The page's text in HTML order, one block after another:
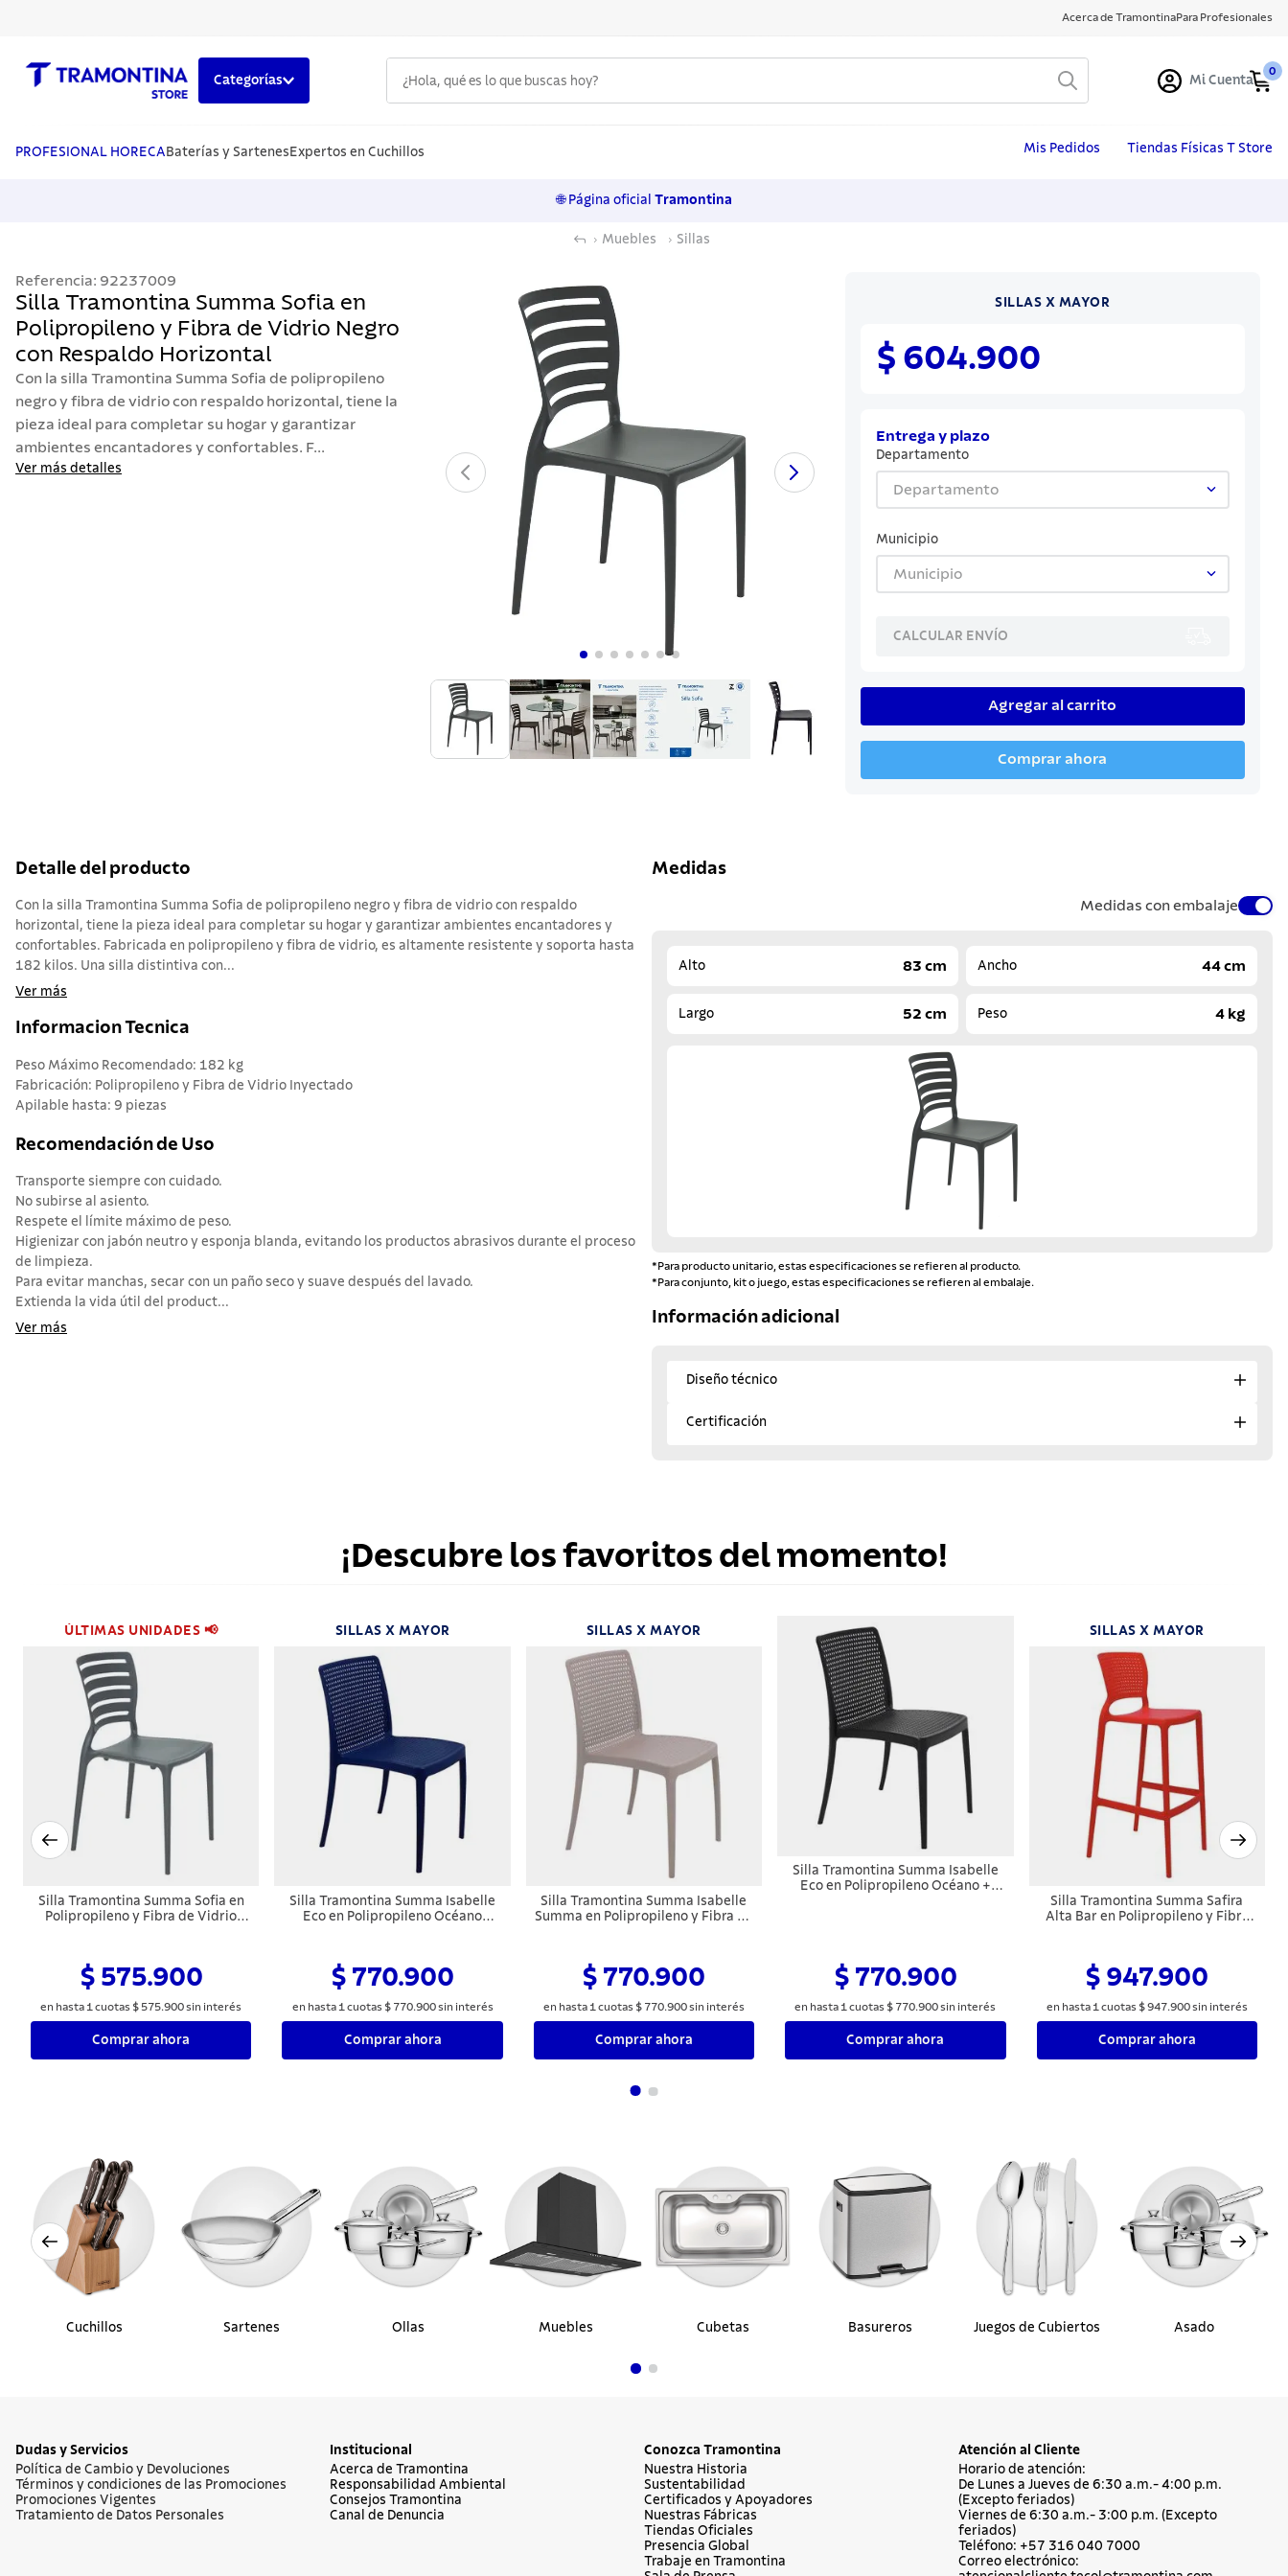
Acerca de TramontinaPara Profesionales
Categorías Mi Cuenta
0
PROFESIONAL HORECA Baterías y Sartenes Expertos en Cuchillos Mis Pedidos Tiendas Físicas T Store
🌐 Página oficial Tramontina
Muebles Sillas
Referencia: 92237009
Silla Tramontina Summa Sofia en
Polipropileno y Fibra de Vidrio Negro
con Respaldo Horizontal
Con la silla Tramontina Summa Sofia de polipropileno
negro y fibra de vidrio con respaldo horizontal, tiene la
pieza ideal para completar su hogar y garantizar
ambientes encantadores y confortables. F...
Ver más detalles
SILLAS X MAYOR
$ 604.900
Entrega y plazo
Departamento
Departamento
Municipio
Municipio
CALCULAR ENVÍO
Agregar al carrito
Comprar ahora
Detalle del producto
Con la silla Tramontina Summa Sofia de polipropileno negro y fibra de vidrio con respaldo
horizontal, tiene la pieza ideal para completar su hogar y garantizar ambientes encantadores y
confortables. Fabricada en polipropileno y fibra de vidrio, es altamente resistente y soporta hasta
182 kilos. Una silla distintiva con...
Ver más
Informacion Tecnica
Peso Máximo Recomendado: 182 kg
Fabricación: Polipropileno y Fibra de Vidrio Inyectado
Apilable hasta: 9 piezas
Recomendación de Uso
Transporte siempre con cuidado.
No subirse al asiento.
Respete el límite máximo de peso.
Higienizar con jabón neutro y esponja blanda, evitando los productos abrasivos durante el proceso
de limpieza.
Para evitar manchas, secar con un paño seco y suave después del lavado.
Extienda la vida útil del product...
Ver más
Medidas
Medidas con embalaje
Alto 83 cm Ancho 44 cm
Largo 52 cm Peso 4 kg
*Para producto unitario, estas especificaciones se refieren al producto.
*Para conjunto, kit o juego, estas especificaciones se refieren al embalaje.
Información adicional
Diseño técnico
Certificación
¡Descubre los favoritos del momento!
ÚLTIMAS UNIDADES 📢
Silla Tramontina Summa Sofia en
Polipropileno y Fibra de Vidrio
$ 575.900
en hasta 1 cuotas $ 575.900sin interés
Comprar ahora
SILLAS X MAYOR
Silla Tramontina Summa Isabelle
Eco en Polipropileno Océano
$ 770.900
en hasta 1 cuotas $ 770.900sin interés
Comprar ahora
SILLAS X MAYOR
Silla Tramontina Summa Isabelle
Summa en Polipropileno y Fibra de
$ 770.900
en hasta 1 cuotas $ 770.900sin interés
Comprar ahora
Silla Tramontina Summa Isabelle
Eco en Polipropileno Océano +
$ 770.900
en hasta 1 cuotas $ 770.900sin interés
Comprar ahora
SILLAS X MAYOR
Silla Tramontina Summa Safira
Alta Bar en Polipropileno y Fibra
$ 947.900
en hasta 1 cuotas $947.900sin interés
Comprar ahora
Cuchillos Sartenes Ollas Muebles Cubetas Basureros Juegos de Cubiertos Asado
Dudas y Servicios
Política de Cambio y Devoluciones
Términos y condiciones de las Promociones
Promociones Vigentes
Tratamiento de Datos Personales
Institucional
Acerca de Tramontina
Responsabilidad Ambiental
Consejos Tramontina
Canal de Denuncia
Conozca Tramontina
Nuestra Historia
Sustentabilidad
Certificados y Apoyadores
Nuestras Fábricas
Tiendas Oficiales
Presencia Global
Trabaje en Tramontina
Atención al Cliente
Horario de atención:
De Lunes a Jueves de 6:30 a.m.- 4:00 p.m.
(Excepto feriados)
Viernes de 6:30 a.m.- 3:00 p.m. (Excepto
feriados)
Teléfono: +57 316 040 7000
Correo electrónico:
1.
cuchillos
5 . ollas